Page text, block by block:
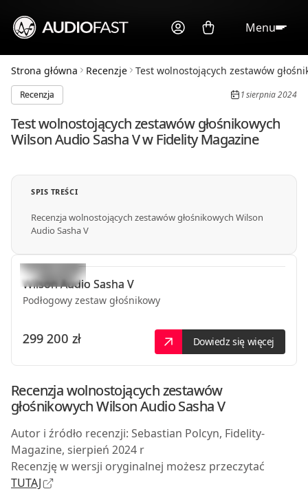
Menu
Strona główna Recenzje Test wolnostojących zestawów
SPIS TREŚCI
Recenzja wolnostojących zestawów głośnikowych Wilson
Audio Sasha V
Wilson Audio Sasha V
Podłogowy zestaw głośnikowy
299 200 zł Dowiedz się więcej
Recenzja 1 sierpnia 2024
Test wolnostojących zestawów głośnikowych
Wilson Audio Sasha V w Fidelity Magazine
Recenzja wolnostojących zestawów
głośnikowychWilson Audio Sasha V
Autor i źródło recenzji: Sebastian Polcyn, Fidelity-
Magazine, sierpień 2024 r
Recenzję w wersji oryginalnej możesz przeczytać
TUTAJ